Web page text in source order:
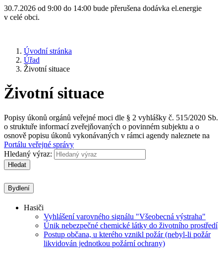
30.7.2026 od 9:00 do 14:00 bude přerušena dodávka el.energie
v celé obci.
Úvodní stránka
Úřad
Životní situace
Životní situace
Popisy úkonů orgánů veřejné moci dle § 2 vyhlášky č. 515/2020 Sb.
o struktuře informací zveřejňovaných o povinném subjektu a o
osnově popisu úkonů vykonávaných v rámci agendy naleznete na
Portálu veřejné správy
Hledaný výraz:
Hledat
Bydlení
Hasiči
Vyhlášení varovného signálu "Všeobecná výstraha"
Únik nebezpečné chemické látky do životního prostředí
Postup občana, u kterého vznikl požár (nebyl-li požár
likvidován jednotkou požární ochrany)